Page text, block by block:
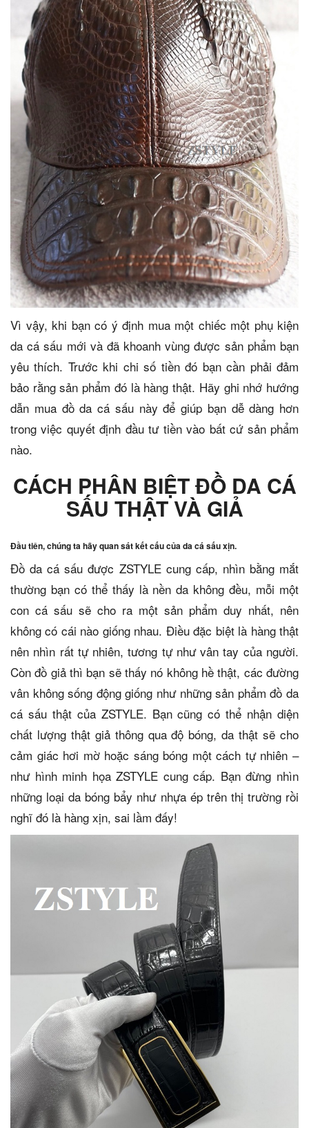
Vì vậy, khi bạn có ý định mua một chiếc một phụ kiện
da cá sấu mới và đã khoanh vùng được sản phẩm bạn
yêu thích. Trước khi chi số tiền đó bạn cần phải đảm
bảo rằng sản phẩm đó là hàng thật. Hãy ghi nhớ hướng
dẫn mua đồ da cá sấu này để giúp bạn dễ dàng hơn
trong việc quyết định đầu tư tiền vào bất cứ sản phẩm
nào.
CÁCH PHÂN BIỆT ĐỒ DA CÁ
SẤU THẬT VÀ GIẢ
Đầu tiên, chúng ta hãy quan sát kết cấu của da cá sấu xịn.
Đồ da cá sấu được ZSTYLE cung cấp, nhìn bằng mắt
thường bạn có thể thấy là nền da không đều, mỗi một
con cá sấu sẽ cho ra một sản phẩm duy nhất, nên
không có cái nào giống nhau. Điều đặc biệt là hàng thật
nên nhìn rất tự nhiên, tương tự như vân tay của người.
Còn đồ giả thì bạn sẽ thấy nó không hề thật, các đường
vân không sống động giống như những sản phẩm đồ da
cá sấu thật của ZSTYLE. Bạn cũng có thể nhận diện
chất lượng thật giả thông qua độ bóng, da thật sẽ cho
cảm giác hơi mờ hoặc sáng bóng một cách tự nhiên –
như hình minh họa ZSTYLE cung cấp. Bạn đừng nhìn
những loại da bóng bẩy như nhựa ép trên thị trường rồi
nghĩ đó là hàng xịn, sai lầm đấy!